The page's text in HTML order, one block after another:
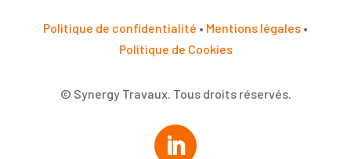
Politique de confidentialité • Mentions légales •
Politique de Cookies
© Synergy Travaux. Tous droits réservés.